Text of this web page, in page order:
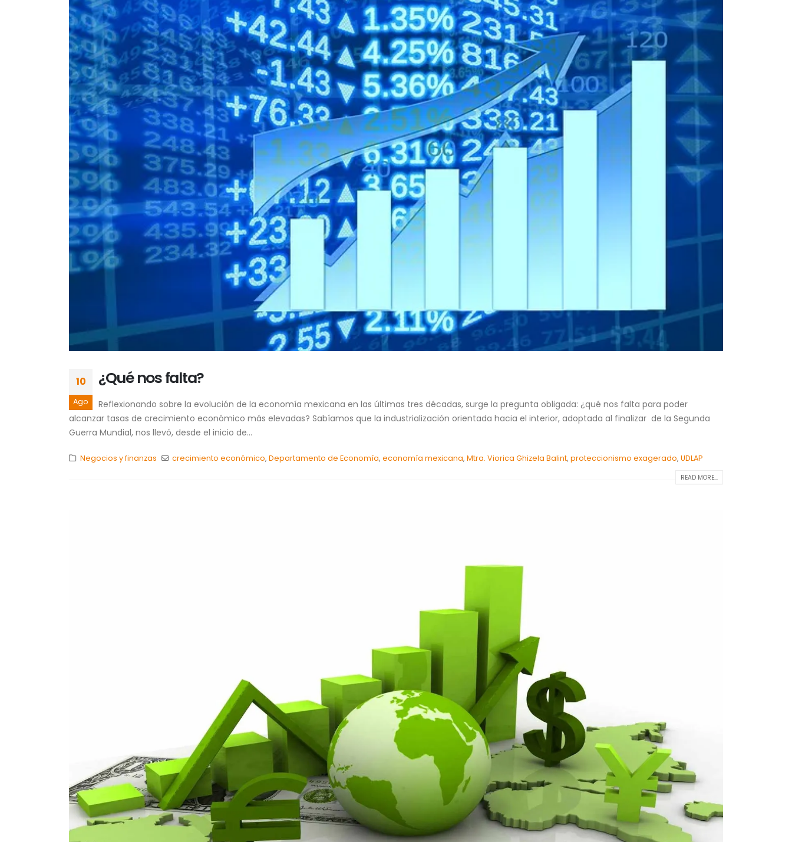
10
Ago
¿Qué nos falta?
Reflexionando sobre la evolución de la economía mexicana en las últimas tres décadas, surge la pregunta obligada: ¿qué nos falta para poder
alcanzar tasas de crecimiento económico más elevadas? Sabíamos que la industrialización orientada hacia el interior, adoptada al finalizar de la Segunda
Guerra Mundial, nos llevó, desde el inicio de...
Negocios y finanzas crecimiento económico,Departamento de Economía,economía mexicana,Mtra. Viorica Ghizela Balint,proteccionismo exagerado,UDLAP
READ MORE...